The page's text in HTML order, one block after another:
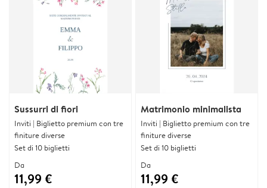
Sussurri di fiori
Inviti | Biglietto premium con tre
finiture diverse
Set di 10 biglietti
Da
11,99 €
Matrimonio minimalista
Inviti | Biglietto premium con tre
finiture diverse
Set di 10 biglietti
Da
11,99 €